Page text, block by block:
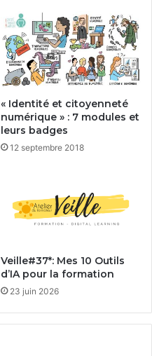
« Identité et citoyenneté
numérique » : 7 modules et
leurs badges
12 septembre 2018
Veille#37*: Mes 10 Outils
d’IA pour la formation
23 juin 2026